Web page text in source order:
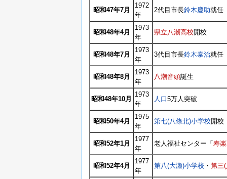
昭和47年7月
1972
年
2代目市長鈴木慶助就任
昭和48年4月
1973
年
県立八潮高校開校
昭和48年7月
1973
年
3代目市長鈴木泰治就任
昭和48年8月
1973
年
八潮音頭誕生
昭和48年10月
1973
年
人口5万人突破
昭和50年4月
1975
年
第七(八條北)小学校開校
昭和52年1月
1977
年
老人福祉センター「 寿
昭和52年4月
1977
年
第八(大瀬)小学校 ・ 第三